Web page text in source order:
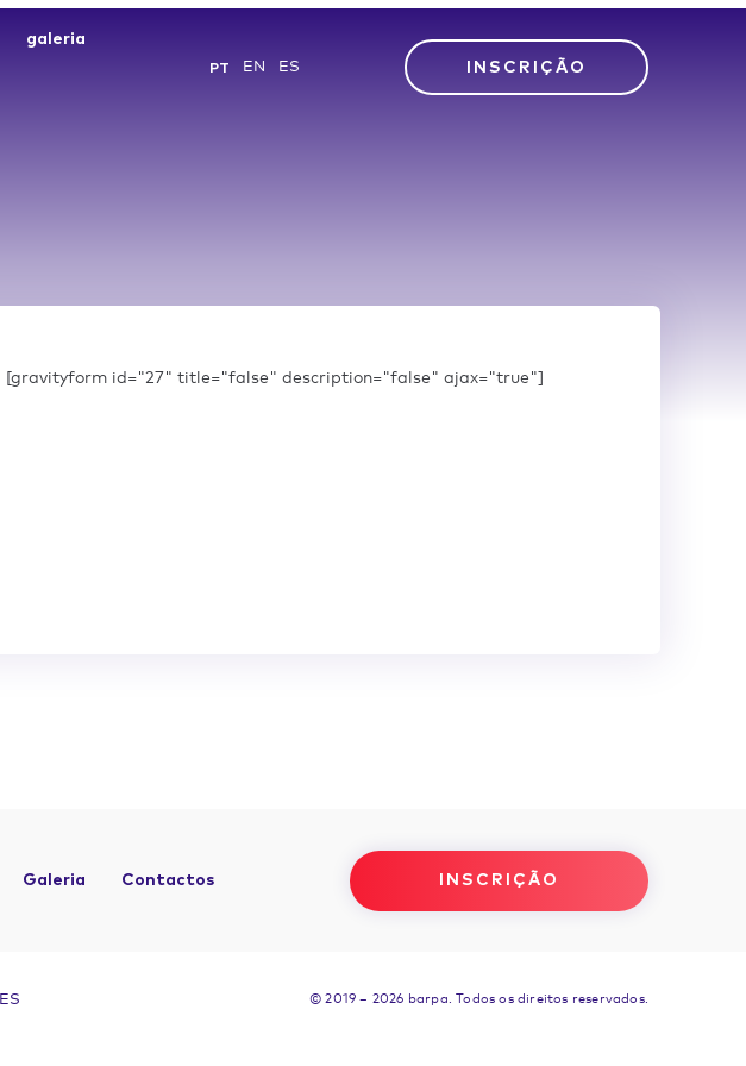
galeria
PT EN ES INSCRIÇÃO
[gravityform id="27" title="false" description="false" ajax="true"]
Galeria Contactos INSCRIÇÃO
ES © 2019 – 2026 barpa.Todos os direitos reservados.